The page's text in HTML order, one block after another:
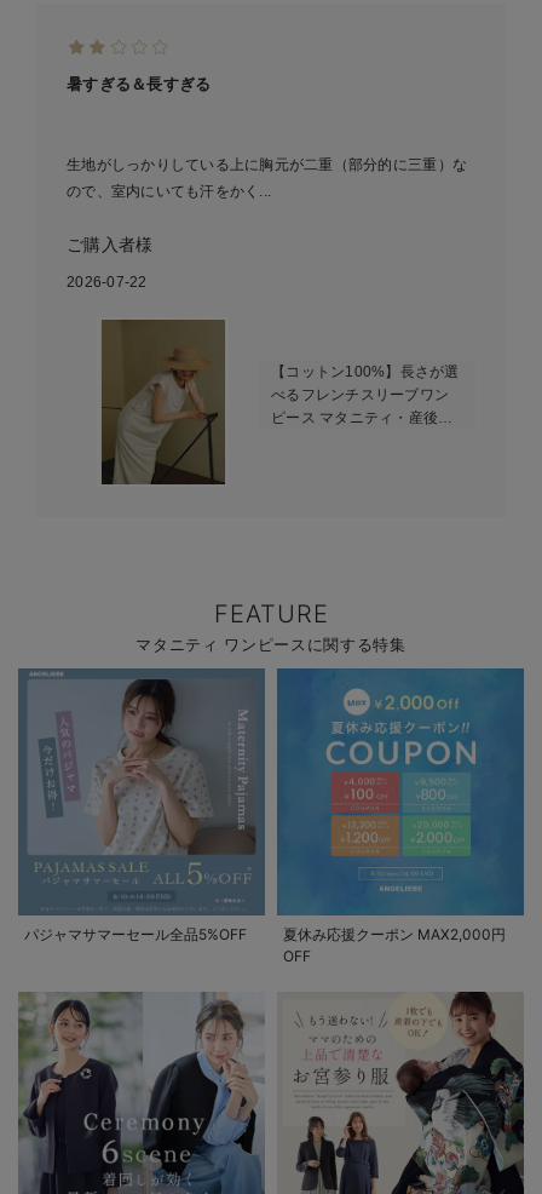
暑すぎる＆長すぎる
生地がしっかりしている上に胸元が二重（部分的に三重）な
ので、室内にいても汗をかく...
ご購入者様
2026-07-22
【コットン100%】長さが選
べるフレンチスリーブワン
ピース マタニティ・産後授
FEATURE
マタニティ ワンピースに関する特集
パジャマサマーセール全品5%OFF
夏休み応援クーポン MAX2,000円
OFF